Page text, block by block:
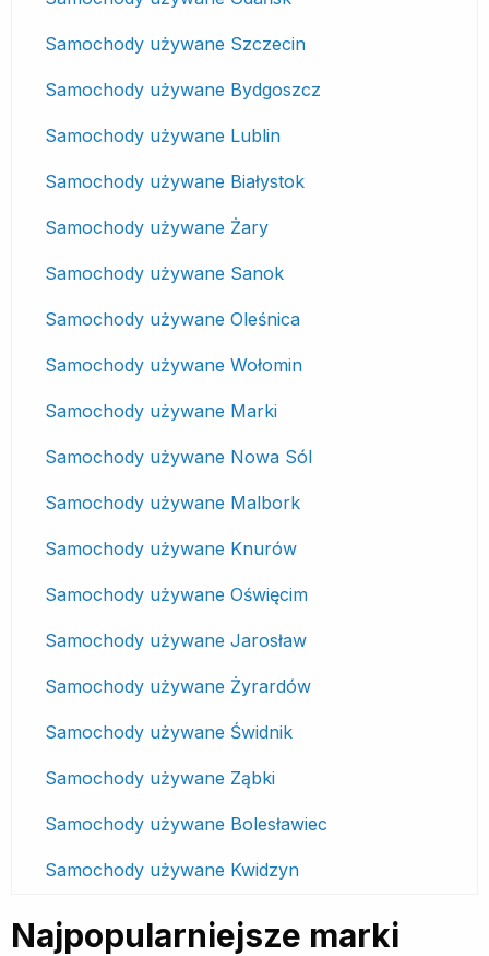
Samochody używane Szczecin
Samochody używane Bydgoszcz
Samochody używane Lublin
Samochody używane Białystok
Samochody używane Żary
Samochody używane Sanok
Samochody używane Oleśnica
Samochody używane Wołomin
Samochody używane Marki
Samochody używane Nowa Sól
Samochody używane Malbork
Samochody używane Knurów
Samochody używane Oświęcim
Samochody używane Jarosław
Samochody używane Żyrardów
Samochody używane Świdnik
Samochody używane Ząbki
Samochody używane Bolesławiec
Samochody używane Kwidzyn
Najpopularniejsze marki